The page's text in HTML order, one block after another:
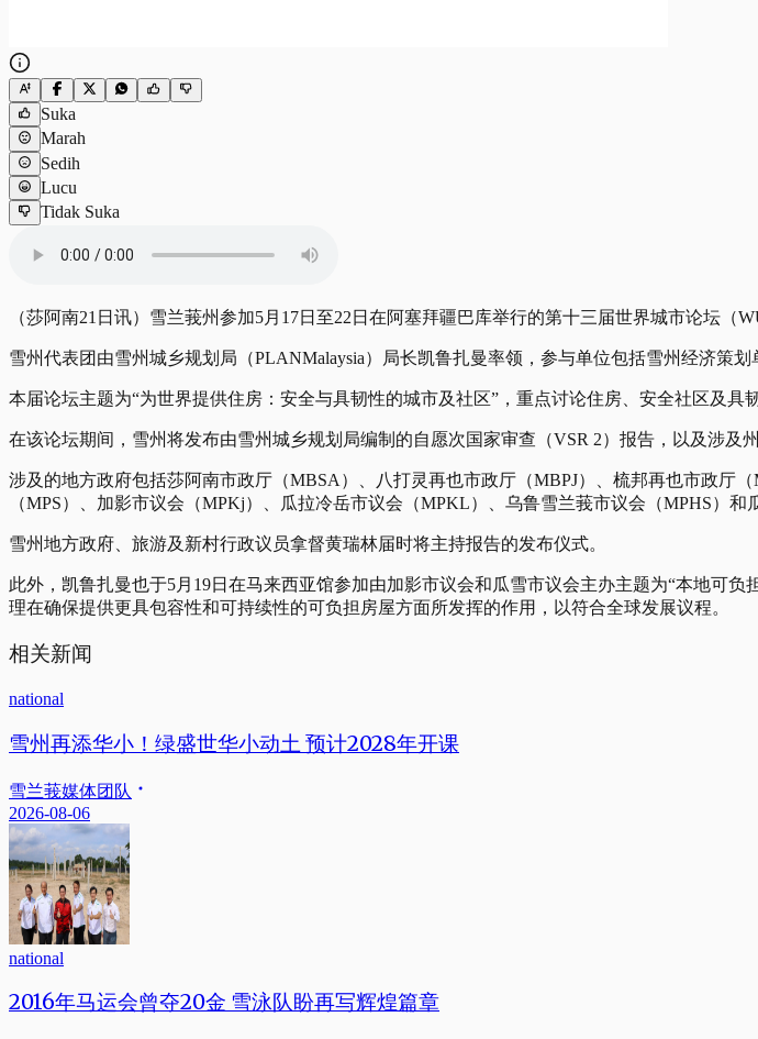
Suka
Marah
Sedih
Lucu
Tidak Suka
（莎阿南21日讯）雪兰莪州参加5月17日至22日在阿塞拜疆巴库举行的第十三届世界城市论坛（
雪州代表团由雪州城乡规划局（PLANMalaysia）局长凯鲁扎曼率领，参与单位包括雪州经济策
本届论坛主题为“为世界提供住房：安全与具韧性的城市及社区”，重点讨论住房、安全社区及具
在该论坛期间，雪州将发布由雪州城乡规划局编制的自愿次国家审查（VSR 2）报告，以及涉及
涉及的地方政府包括莎阿南市政厅（MBSA）、八打灵再也市政厅（MBPJ）、梳邦再也市政厅
（MPS）、加影市议会（MPKj）、瓜拉冷岳市议会（MPKL）、乌鲁雪兰莪市议会（MPHS）和
雪州地方政府、旅游及新村行政议员拿督黄瑞林届时将主持报告的发布仪式。
此外，凯鲁扎曼也于5月19日在马来西亚馆参加由加影市议会和瓜雪市议会主办主题为“本地可
理在确保提供更具包容性和可持续性的可负担房屋方面所发挥的作用，以符合全球发展议程。
相关新闻
national
雪州再添华小！绿盛世华小动土 预计2028年开课
雪兰莪媒体团队
2026-08-06
national
2016年马运会曾夺20金 雪泳队盼再写辉煌篇章